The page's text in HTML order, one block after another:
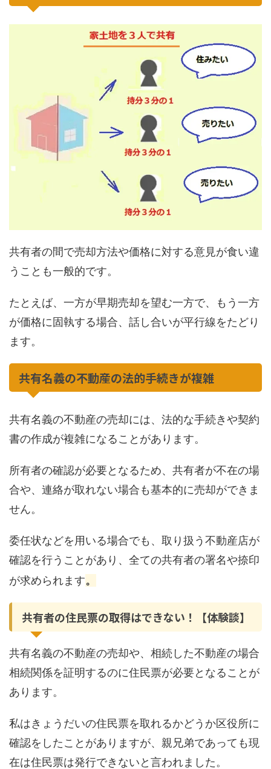
共有者の間で売却方法や価格に対する意見が食い違
うことも一般的です。
たとえば、一方が早期売却を望む一方で、もう一方
が価格に固執する場合、話し合いが平行線をたどり
ます。
共有名義の不動産の法的手続きが複雑
共有名義の不動産の売却には、法的な手続きや契約
書の作成が複雑になることがあります。
所有者の確認が必要となるため、共有者が不在の場
合や、連絡が取れない場合も基本的に売却ができま
せん。
委任状などを用いる場合でも、取り扱う不動産店が
確認を行うことがあり、全ての共有者の署名や捺印
が求められます。
共有者の住民票の取得はできない！【体験談】
共有名義の不動産の売却や、相続した不動産の場合
相続関係を証明するのに住民票が必要となることが
あります。
私はきょうだいの住民票を取れるかどうか区役所に
確認をしたことがありますが、親兄弟であっても現
在は住民票は発行できないと言われました。